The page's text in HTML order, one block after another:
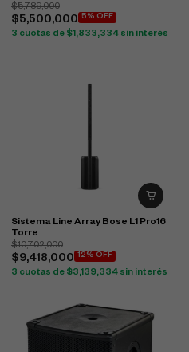
$5,789,000
$5,500,000 5% OFF
3 cuotas de $1,833,334 sin interés
Sistema Line Array Bose L1 Pro16
Torre
$10,702,000
$9,418,000 12% OFF
3 cuotas de $3,139,334 sin interés